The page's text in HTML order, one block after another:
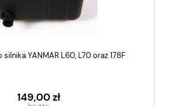
silnika YANMAR L60, L70 oraz 178F
149,00 zł